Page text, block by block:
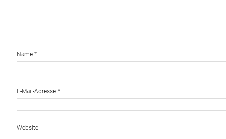
Name *
E-Mail-Adresse *
Website